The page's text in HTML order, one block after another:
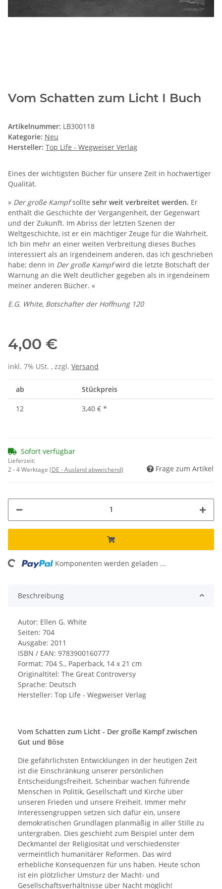
Vom Schatten zum Licht I Buch
Artikelnummer: LB300118
Kategorie: Neu
Hersteller: Top Life - Wegweiser Verlag
Eines der wichtigsten Bücher für unsere Zeit in hochwertiger
Qualität.
» Der große Kampfsollte sehr weit verbreitet werden. Er
enthält die Geschichte der Vergangenheit, der Gegenwart
und der Zukunft. Im Abriss der letzten Szenen der
Weltgeschichte, ist er ein mächtiger Zeuge für die Wahrheit.
Ich bin mehr an einer weiten Verbreitung dieses Buches
interessiert als an irgendeinem anderen, das ich geschrieben
habe; denn in Der große Kampfwird die letzte Botschaft der
Warnung an die Welt deutlicher gegeben als in irgendeinem
meiner anderen Bücher. «
E.G. White, Botschafter der Hoffnung 120
4,00 €
inkl. 7% USt. , zzgl. Versand
ab Stückpreis
12 3,40 € *
Sofort verfügbar
Lieferzeit:
2 - 4 Werktage (DE - Ausland abweichend) Frage zum Artikel
Komponenten werden geladen ...
Beschreibung
Autor: Ellen G. White
Seiten: 704
Ausgabe: 2011
ISBN / EAN: 9783900160777
Format: 704 S., Paperback, 14 x 21 cm
Originaltitel: The Great Controversy
Sprache: Deutsch
Hersteller: Top Life - Wegweiser Verlag
Vom Schatten zum Licht - Der große Kampf zwischen
Gut und Böse
Die gefährlichsten Entwicklungen in der heutigen Zeit
ist die Einschränkung unserer persönlichen
Entscheidungsfreiheit. Scheinbar wachen führende
Menschen in Politik, Gesellschaft und Kirche über
unseren Frieden und unsere Freiheit. Immer mehr
Interessengruppen setzen sich dafür ein, unsere
demokratischen Grundlagen planmäßig in aller Stille zu
untergraben. Dies geschieht zum Beispiel unter dem
Deckmantel der Religiosität und verschiedenster
vermeintlich humanitärer Reformen. Das wird
erhebliche Konsequenzen für uns haben. Heute schon
ist ein plötzlicher Umsturz der Macht- und
Gesellschaftsverhältnisse über Nacht möglich!